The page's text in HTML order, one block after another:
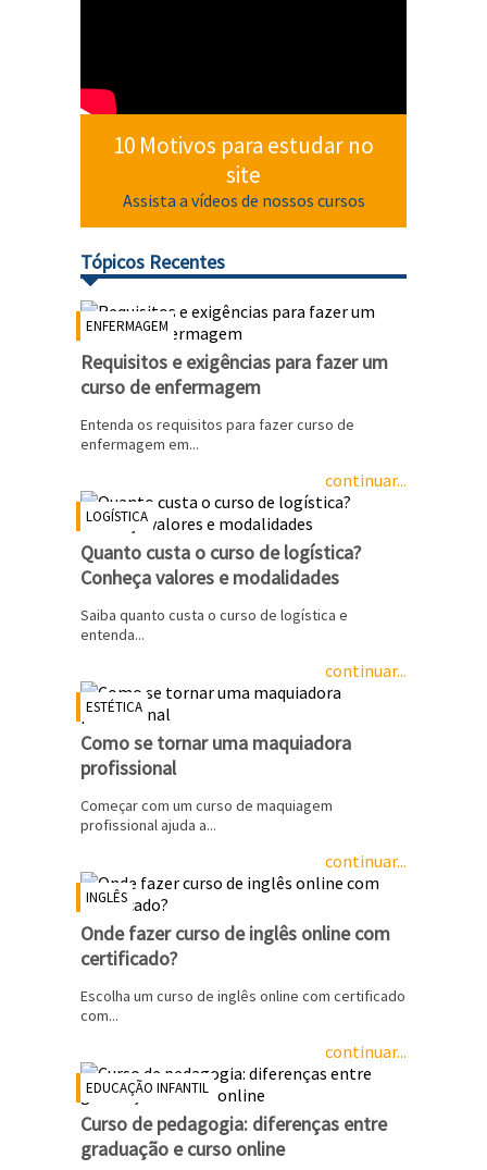
10 Motivos para estudar no
site
Assista a vídeos de nossos cursos
Tópicos Recentes
ENFERMAGEM
Requisitos e exigências para fazer um
curso de enfermagem
Entenda os requisitos para fazer curso de
enfermagem em...
continuar...
LOGÍSTICA
Quanto custa o curso de logística?
Conheça valores e modalidades
Saiba quanto custa o curso de logística e
entenda...
continuar...
ESTÉTICA
Como se tornar uma maquiadora
profissional
Começar com um curso de maquiagem
profissional ajuda a...
continuar...
INGLÊS
Onde fazer curso de inglês online com
certificado?
Escolha um curso de inglês online com certificado
com...
continuar...
EDUCAÇÃO INFANTIL
Curso de pedagogia: diferenças entre
graduação e curso online